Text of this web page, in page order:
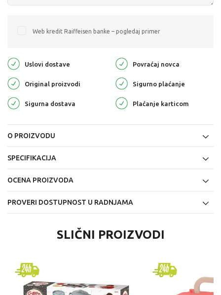
Web kredit Raiffeisen banke – pogledaj primer
Uslovi dostave Povraćaj novca
Original proizvodi Sigurno plaćanje
Sigurna dostava Plaćanje karticom
O PROIZVODU
SPECIFIKACIJA
OCENA PROIZVODA
PROVERI DOSTUPNOST U RADNJAMA
SLIČNI PROIZVODI